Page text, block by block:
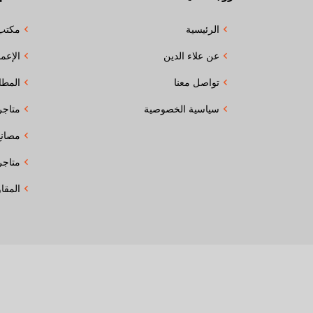
الرئيسية
عن علاء الدين
تواصل معنا
سياسية الخصوصية